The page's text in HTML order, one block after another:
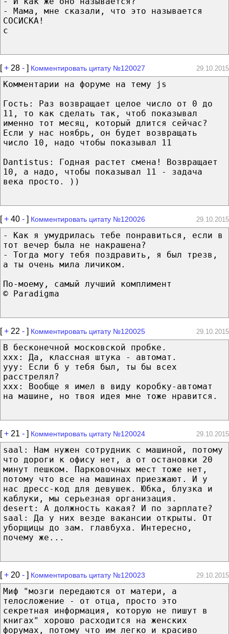
- Мама, мне сказали, что это называется
СОСИСКА!
с
[+ 28 - ] Комментировать цитату №120027 29.10.2015
Комментарии на форуме на тему js
Гость: Раз возвращает целое число от 0 до
11, то как сделать так, чтоб показывал
именно тот месяц, который длится сейчас?
Если у нас ноябрь, он будет возвращать
число 10, надо чтобы показывал 11
Dantistus: Годная растет смена! Возвращает
10, а надо, чтобы показывал 11 - задача
века просто. ))
[+ 40 - ] Комментировать цитату №120026 29.10.2015
- Как я умудрилась тебе понравиться, если в
тот вечер была не накрашена?
- Тогда могу тебя поздравить, я был трезв,
а ты очень мила личиком.
По-моему, самый лучший комплимент
© Paradigma
[+ 22 - ] Комментировать цитату №120025 29.10.2015
В бесконечной московской пробке.
ххх: Да, классная штука - автомат.
yyy: Если б у тебя был, ты бы всех
расстрелял?
xxx: Вообще я имел в виду коробку-автомат
на машине, но твоя идея мне тоже нравится.
[+ 21 - ] Комментировать цитату №120024 29.10.2015
saal: Нам нужен сотрудник с машиной, потому
что дороги к офису нет, а от остановки 20
минут пешком. Парковочных мест тоже нет,
потому что все на машинах приезжают. И у
нас дресс-код для девушек. Юбка, блузка и
каблуки, мы серьезная организация.
desert: А должность какая? И по зарплате?
saal: Да у них везде вакансии открыты. От
уборщицы до зам. главбуха. Интересно,
почему же...
[+ 20 - ] Комментировать цитату №120023 29.10.2015
Миф "мозги передаются от матери, а
телосложение - от отца, просто это
секретная информация, которую не пишут в
книгах" хорошо расходится на женских
форумах, потому что им легко и красиво